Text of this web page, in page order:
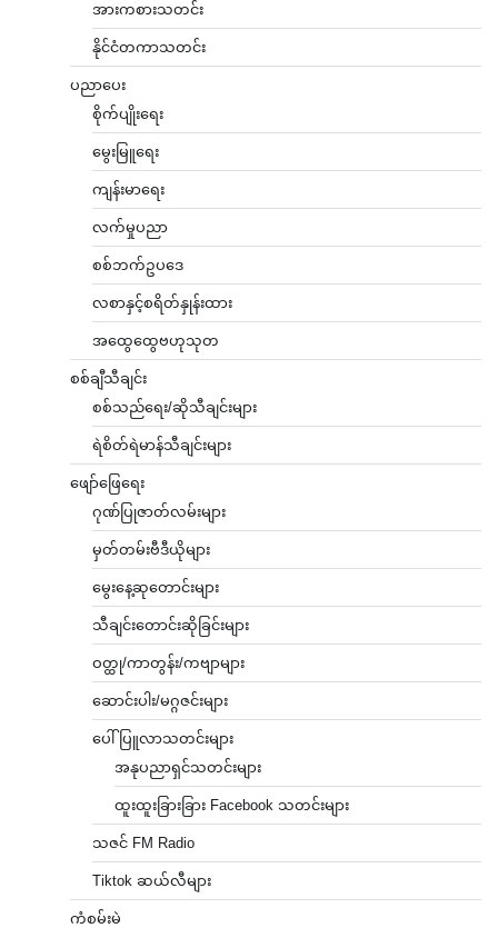
အားကစားသတင်း
နိုင်ငံတကာသတင်း
ပညာပေး
စိုက်ပျိုးရေး
မွေးမြူရေး
ကျန်းမာရေး
လက်မှုပညာ
စစ်ဘက်ဥပဒေ
လစာနှင့်စရိတ်နှုန်းထား
အထွေထွေဗဟုသုတ
စစ်ချီသီချင်း
စစ်သည်ရေး/ဆိုသီချင်းများ
ရဲစိတ်ရဲမာန်သီချင်းများ
ဖျော်ဖြေရေး
ဂုဏ်ပြုဇာတ်လမ်းများ
မှတ်တမ်းဗီဒီယိုများ
မွေးနေ့ဆုတောင်းများ
သီချင်းတောင်းဆိုခြင်းများ
ဝတ္ထု/ကာတွန်း/ကဗျာများ
ဆောင်းပါး/မဂ္ဂဇင်းများ
ပေါ်ပြူလာသတင်းများ
အနုပညာရှင်သတင်းများ
ထူးထူးခြားခြား Facebook သတင်းများ
သဇင် FM Radio
Tiktok ဆယ်လီများ
ကံစမ်းမဲ